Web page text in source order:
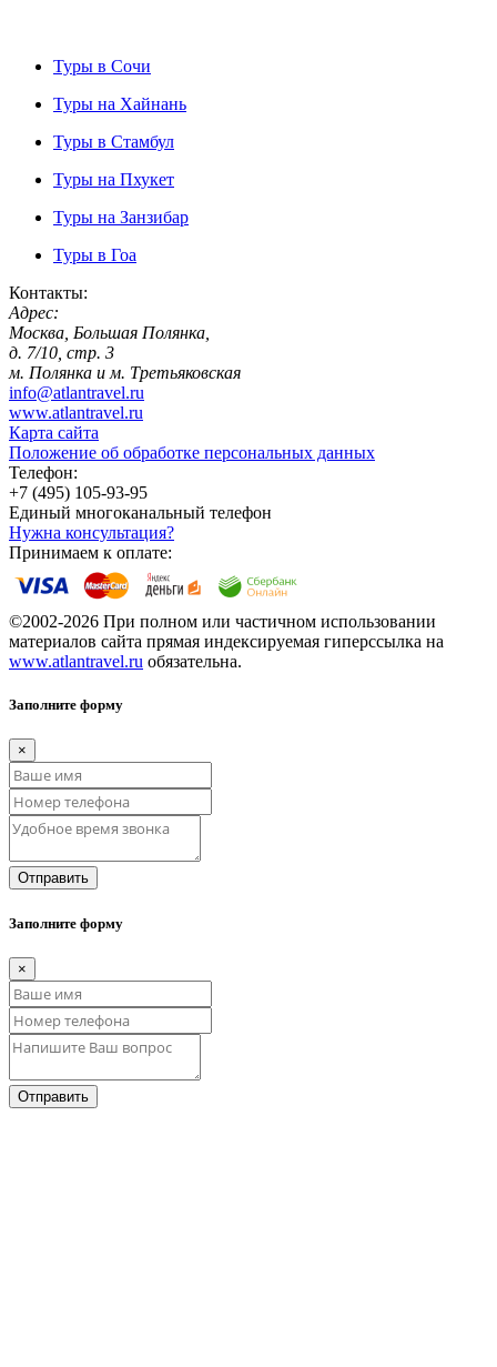
Туры в Сочи
Туры на Хайнань
Туры в Стамбул
Туры на Пхукет
Туры на Занзибар
Туры в Гоа
Контакты:
Адрес:
Москва, Большая Полянка,
д. 7/10, стр. 3
м. Полянка и м. Третьяковская
info@atlantravel.ru
www.atlantravel.ru
Карта сайта
Положение об обработке персональных данных
Телефон:
+7 (495) 105-93-95
Единый многоканальный телефон
Нужна консультация?
Принимаем к оплате:
©2002-2026 При полном или частичном использовании
материалов сайта прямая индексируемая гиперссылка на
www.atlantravel.ru обязательна.
Заполните форму
×
Отправить
Заполните форму
×
Отправить